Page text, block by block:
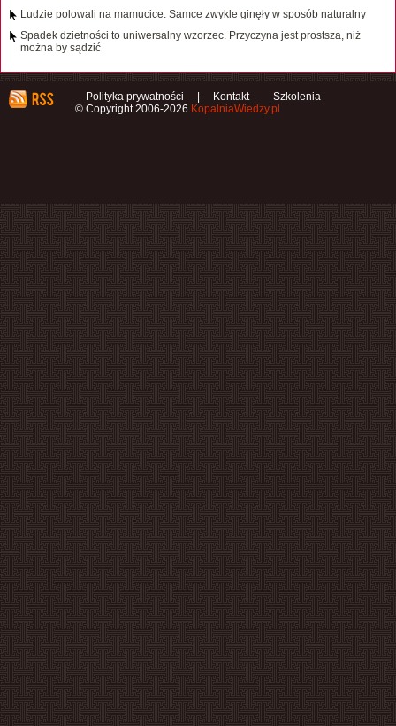
Ludzie polowali na mamucice. Samce zwykle ginęły w sposób naturalny
Spadek dzietności to uniwersalny wzorzec. Przyczyna jest prostsza, niż
można by sądzić
Polityka prywatności Kontakt
Szkolenia
© Copyright 2006-2026 KopalniaWiedzy.pl